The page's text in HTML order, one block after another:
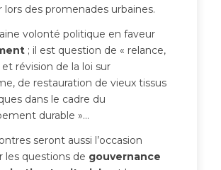
lors des promenades urbaines.
volonté politique en faveur
; il est question de « relance,
et révision de la loi sur
de restauration de vieux tissus
dans le cadre du
durable »…
seront aussi l’occasion
les questions de gouvernance